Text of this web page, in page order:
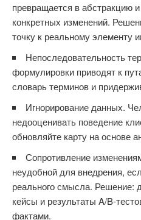
превращается в абстракцию
конкретных изменений.
точку к реальному элементу
Непоследовательность
формулировки приводят к
словарь терминов и
Игнорирование данных.
недооценивать поведение
обновляйте карту на основе
Сопротивление
неудобной для внедрения,
реального смысла. Решение:
кейсы и результаты A/B-
фактами.